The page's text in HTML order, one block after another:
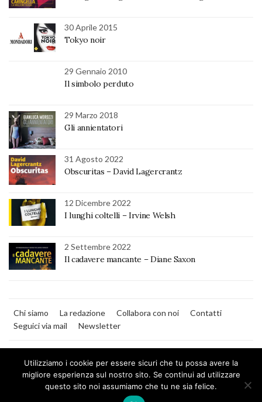
30 Aprile 2015
Tokyo noir
29 Gennaio 2010
Il simbolo perduto
29 Marzo 2018
Gli annientatori
31 Agosto 2022
Obscuritas – David Lagercrantz
12 Dicembre 2022
I lunghi coltelli – Irvine Welsh
2 Settembre 2022
Il cadavere mancante – Diane Saxon
Chi siamo La redazione Collabora con noi
Contatti
Seguici via mail
Newsletter
MilanoNera
Utilizziamo i cookie per essere sicuri che tu possa avere la
migliore esperienza sul nostro sito. Se continui ad utilizzare
questo sito noi assumiamo che tu ne sia felice.